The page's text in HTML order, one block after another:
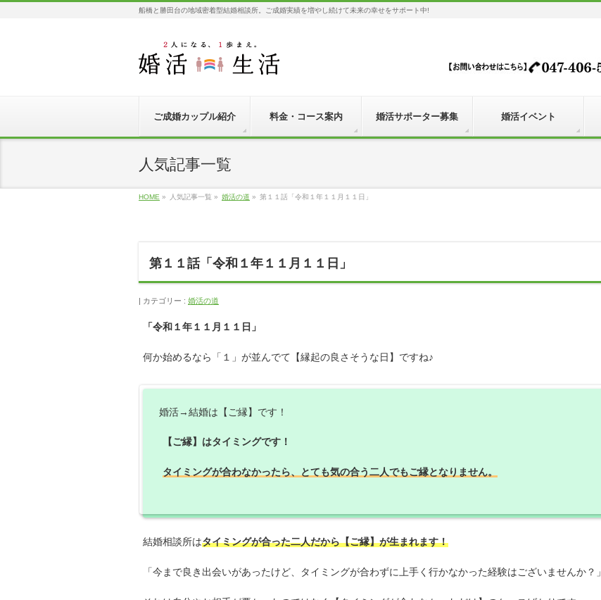
船橋と勝田台の地域密着型結婚相談所。ご成婚実績を増やし続けて未来の幸せをサポート中!
ご成婚カップル紹介 料金・コース案内 婚活サポーター募集 婚活イベント
人気記事一覧
HOME » 人気記事一覧 » 婚活の道 » 第１１話「令和１年１１月１１日」
第１１話「令和１年１１月１１日」
カテゴリー : 婚活の道
「令和１年１１月１１日」
何か始めるなら「１」が並んでて【縁起の良さそうな日】ですね♪
婚活→結婚は【ご縁】です！
【ご縁】はタイミングです！
タイミングが合わなかったら、とても気の合う二人でもご縁となりません。
結婚相談所はタイミングが合った二人だから【ご縁】が生まれます！
「今まで良き出会いがあったけど、タイミングが合わずに上手く行かなかった経験はございませんか？」